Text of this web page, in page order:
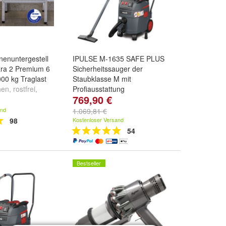
2 Premium 6
kg Traglast
rostfrei,
98
IPULSE M-1635 SAFE PLUS
Sicherheitssauger der
Staubklasse M mit
Profiausstattung
769,90 €
1.069,81 €
Kostenloser Versand
54
Bestseller